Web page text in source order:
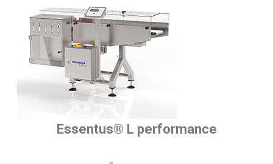
Essentus® L performance